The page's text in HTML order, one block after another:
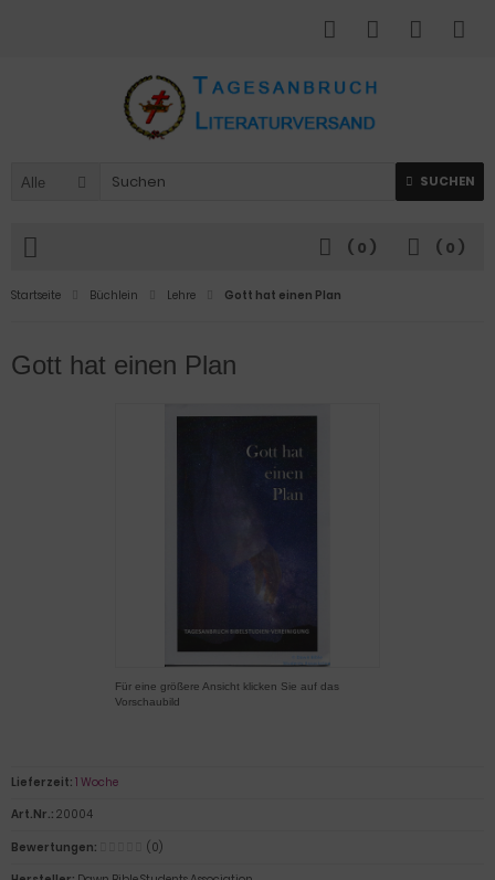
Alle SUCHEN
( 0 )
( 0 )
Startseite Büchlein Lehre Gott hat einen Plan
Gott hat einen Plan
Für eine größere Ansicht klicken Sie auf das
Vorschaubild
Lieferzeit: 1 Woche
Art.Nr.: 20004
Bewertungen:
(0)